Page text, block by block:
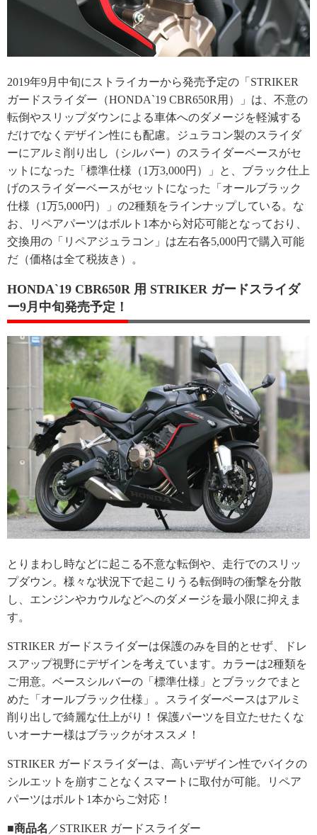
2019年9月中旬にストライカーから発売予定の「STRIKER
ガードスライダー（HONDA`19 CBR650R用）」は、不意の
転倒やスリップダウンによる車体へのダメージを軽減する
だけでなくデザイン性にも配慮。ジュラコン製のスライダ
ーにアルミ削り出し（シルバー）のスライダーベースがセ
ットになった「標準仕様（1万3,000円）」と、ブラック仕上
げのスライダーベースがセットになった「オールブラック
仕様（1万5,000円）」の2種類をラインナップしている。な
お、リペアパーツはボルト1本から対応可能となっており、
交換用の「リペアジュラコン」は左右各5,000円で購入可能
だ（価格は全て税抜き）。
HONDA`19 CBR650R 用 STRIKER ガードスライダ
ー9月中旬発売予定！
とりまわし時などに起こる不意な転倒や、走行でのスリッ
プダウン。様々な状況下で起こりうる転倒時の衝撃を分散
し、エンジンやカウルなどへのダメージを最小限に抑えま
す。
STRIKER ガードスライダーは保護のみを目的とせず、ドレ
スアップ視野にデザインを考えています。カラーは2種類を
ご用意。ベースシルバーの「標準仕様」とブラックでまと
めた「オールブラック仕様」。スライダーベースはアルミ
削り出しで綺麗な仕上がり！ 保護パーツを目立たせたくな
いオーナー様はブラックがオススメ！
STRIKER ガードスライダーは、高いデザイン性でバイクの
シルエットを崩すことなくスマートに取付が可能。リペア
パーツはボルト1本からご対応！
■商品名 ／STRIKER ガードスライダー